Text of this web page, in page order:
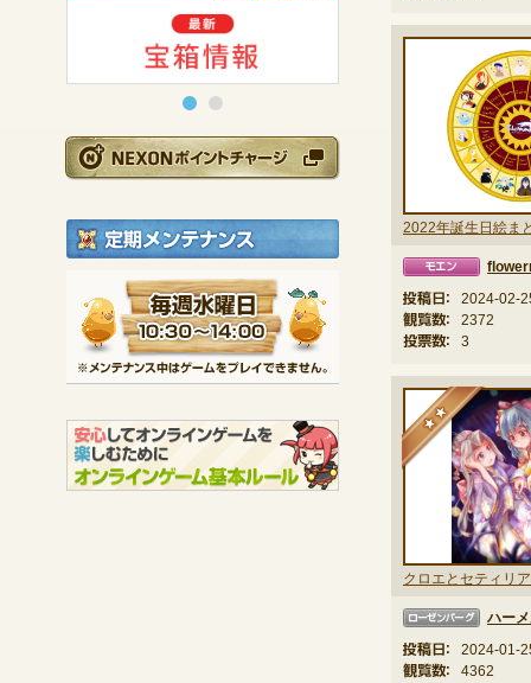
NEXONポイントチ
定期メンテナンス
※メンテナンス中は
投稿日：
2024-02-
観覧数：
2372
投票数：
3
★★
ハー
投稿日：
2024-01-
観覧数：
4362